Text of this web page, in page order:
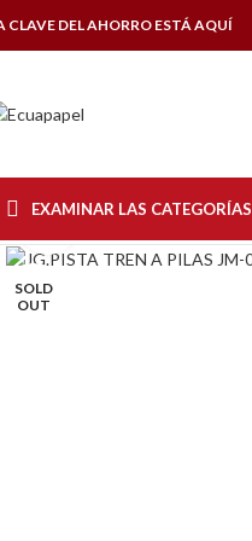
CLAVE DEL AHORRO ESTÁ AQUÍ
EXAMINAR LAS CATEGORÍAS
SOLD
OUT